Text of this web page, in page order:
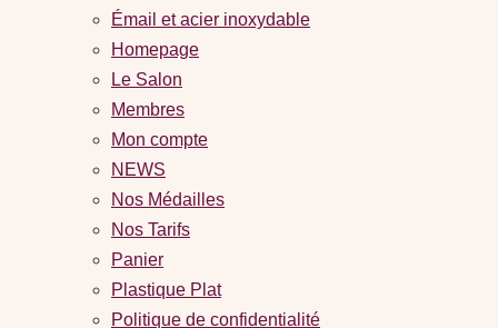
Émail et acier inoxydable
Homepage
Le Salon
Membres
Mon compte
NEWS
Nos Médailles
Nos Tarifs
Panier
Plastique Plat
Politique de confidentialité